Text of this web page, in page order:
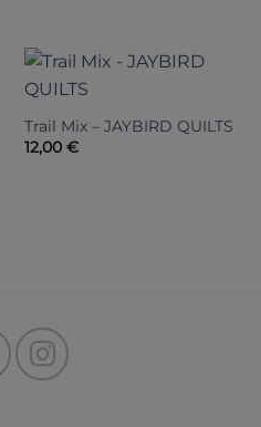
Trail Mix – JAYBIRD QUILTS
12,00 €